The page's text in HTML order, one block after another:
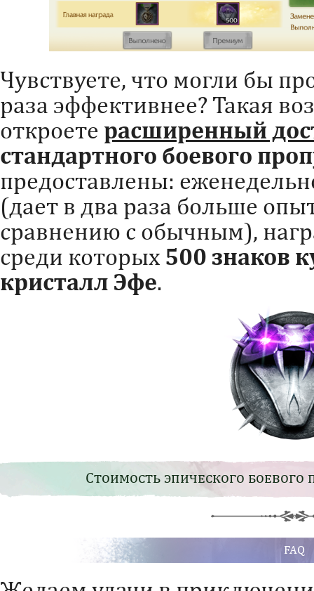
Чувствуете, что могли бы
раза эффективнее? Такая
откроете расширенный
стандартного боевого
предоставлены:
(дает в два раза больше
сравнению с обычным),
среди которых 500 знаков
кристалл Эфе.
Стоимость эпического
FAQ